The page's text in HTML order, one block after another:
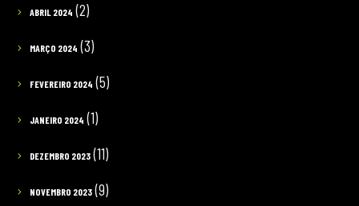
ABRIL 2024 (2)
MARÇO 2024 (3)
FEVEREIRO 2024 (5)
JANEIRO 2024 (1)
DEZEMBRO 2023(11)
NOVEMBRO 2023(9)